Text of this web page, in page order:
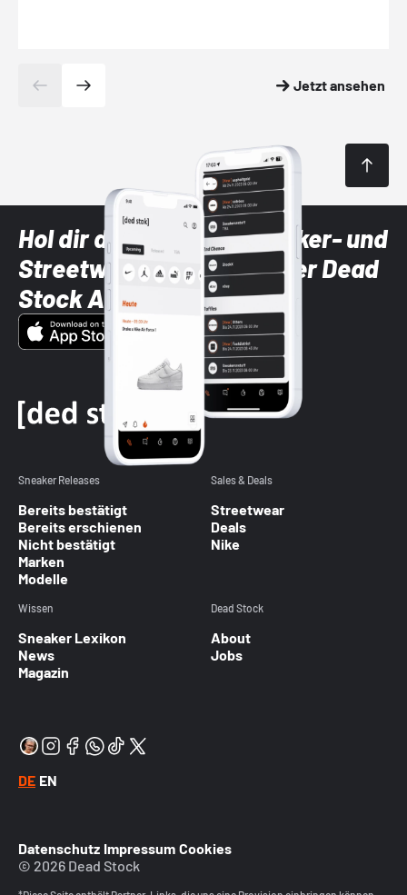
Jetzt ansehen
Hol dir die neuesten Sneaker- und
Streetwear-Brands mit der Dead
Stock App
Sneaker Releases
Bereits bestätigt
Bereits erschienen
Nicht bestätigt
Marken
Modelle
Sales & Deals
Streetwear
Deals
Nike
Wissen
Sneaker Lexikon
News
Magazin
Dead Stock
About
Jobs
DE EN
Datenschutz Impressum Cookies
© 2026 Dead Stock